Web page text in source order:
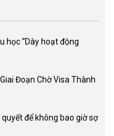
học “Dày hoạt động
Đoạn Chờ Visa Thành
quyết để không bao giờ sợ